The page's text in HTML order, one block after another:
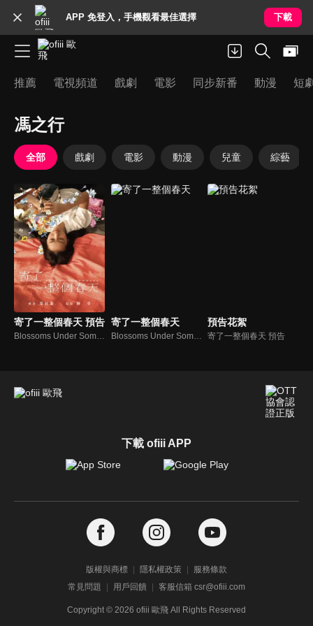
APP 免登入，手機觀看最佳選擇 下載
推薦 電視頻道 戲劇 電影 同步新番 動漫 短
馮之行
全部 戲劇 電影 動漫 兒童 綜藝
寄了一整個春天 預告
Blossoms Under Somewhere
寄了一整個春天
Blossoms Under Somewhere
預告花絮
寄了一整個春天 預告
下載 ofiii APP
版權與商標 隱私權政策
服務條款
常見問題
用戶回饋 客服信箱 csr@ofiii.com
Copyright © 2026 ofiii 歐飛 All Rights Reserved